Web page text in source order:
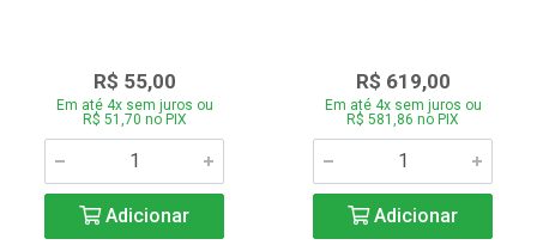
R$ 55,00
Em até 4x sem juros ou
R$ 51,70 no PIX
Adicionar
R$ 619,00
Em até 4x sem juros ou
R$ 581,86 no PIX
Adicionar